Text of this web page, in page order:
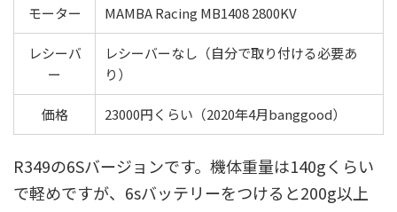
モーター MAMBA Racing MB1408 2800KV
レシーバ
ー
レシーバーなし（自分で取り付ける必要あ
り）
価格 23000円くらい（2020年4月banggood）
R349の6Sバージョンです。機体重量は140gくらい
で軽めですが、6sバッテリーをつけると200g以上